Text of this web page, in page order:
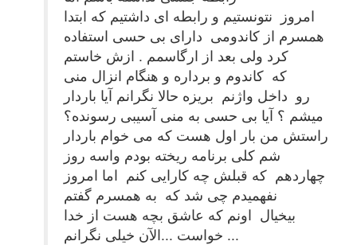
امروز نتونستیم و رابطه ای داشتیم که ابتدا
همسرم از کاندومی دارای بی حسی استفاده
کرد ولی بعد از ارگاسمم . ازش خاستم
که کاندوم و برداره و هنگام انزال منی
رو داخل واژنم بریزه حالا نگرانم آیا باردار
میشم ؟ آیا بی حسی به منی آسیبی رسونده؟
راستش من بار اول هست که می خوام باردار
شم کلی برنامه ریخته بودم واسه روز
چهاردهم که قبلش چه کارایی کنم اما امروز
نفهمیدم چی شد که به همسرم گفتم
بیخیال اونم که عاشق بچه هست از خدا
خواست ...الآن خیلی نگرانم ...